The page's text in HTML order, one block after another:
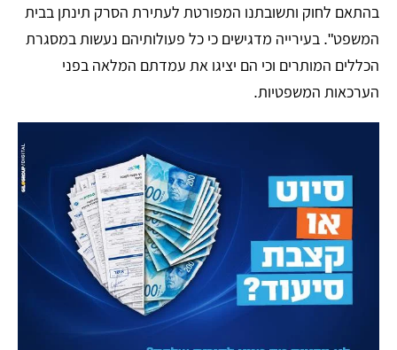
בהתאם לחוק ותשובתנו המפורטת לעתירת הסרק תינתן בבית
המשפט". בעירייה מדגישים כי כל פעולותיהם נעשות במסגרת
הכללים המותרים וכי הם יציגו את עמדתם המלאה בפני
הערכאות המשפטיות.